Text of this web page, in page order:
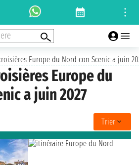
Europe du Nord con Scenic a juin
Europe du
a juin 2027
Trier